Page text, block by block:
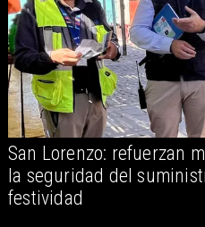
San Lorenzo: refuerzan
la seguridad del
festividad